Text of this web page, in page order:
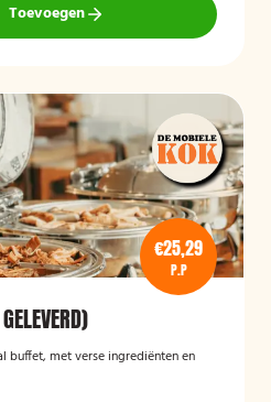
Toevoegen
€25,29
P.P
buffet, met verse ingrediënten en